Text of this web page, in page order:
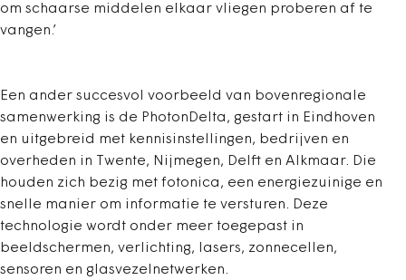
om schaarse middelen elkaar vliegen proberen af te
vangen.’
Een ander succesvol voorbeeld van bovenregionale
samenwerking is de PhotonDelta, gestart in Eindhoven
en uitgebreid met kennisinstellingen, bedrijven en
overheden in Twente, Nijmegen, Delft en Alkmaar. Die
houden zich bezig met fotonica, een energiezuinige en
snelle manier om informatie te versturen. Deze
technologie wordt onder meer toegepast in
beeldschermen, verlichting, lasers, zonnecellen,
sensoren en glasvezelnetwerken.